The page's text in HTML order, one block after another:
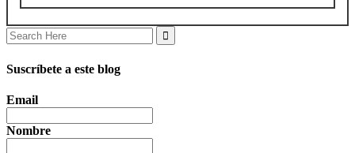
Search
for:
Suscríbete a este blog
Email
Nombre